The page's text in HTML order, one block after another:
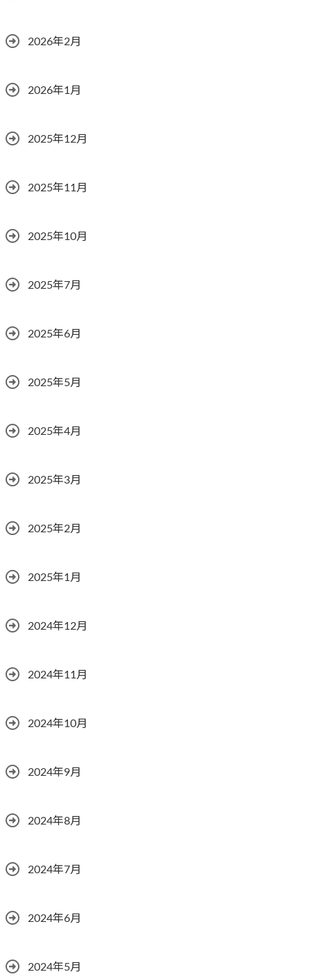
2026年2月
2026年1月
2025年12月
2025年11月
2025年10月
2025年7月
2025年6月
2025年5月
2025年4月
2025年3月
2025年2月
2025年1月
2024年12月
2024年11月
2024年10月
2024年9月
2024年8月
2024年7月
2024年6月
2024年5月